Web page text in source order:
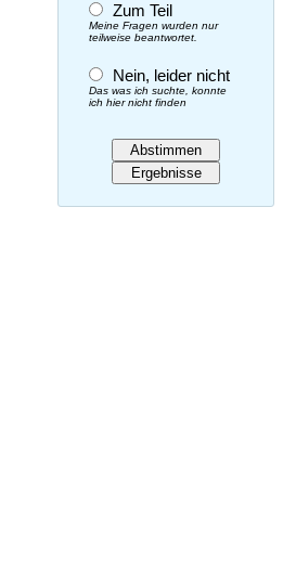
Zum Teil
Meine Fragen wurden nur
teilweise beantwortet.
Nein, leider nicht
Das was ich suchte, konnte
ich hier nicht finden